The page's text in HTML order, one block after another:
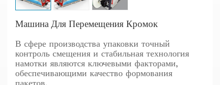
Машина Для Перемещения Кромок
В сфере производства упаковки точный
контроль смещения и стабильная технология
намотки являются ключевыми факторами,
обеспечивающими качество формования